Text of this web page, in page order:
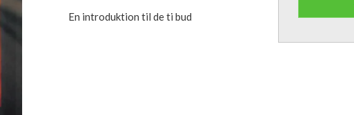
En introduktion til de ti bud